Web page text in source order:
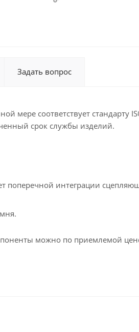
Задать вопрос
мере соответствует стандарту
срок службы изделий.
поперечной интеграции
можно по приемлемой